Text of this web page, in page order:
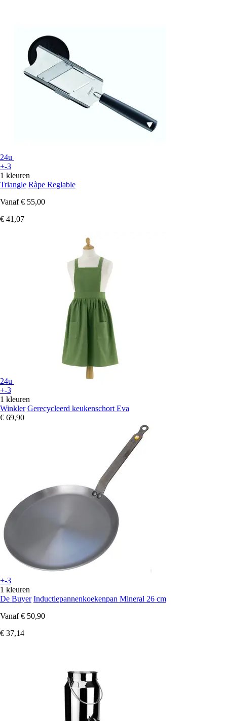
24u
+-3
1 kleuren
Triangle Ràpe Reglable
Vanaf € 55,00
€ 41,07
24u
+-3
1 kleuren
Winkler Gerecycleerd keukenschort Eva
€ 69,90
+-3
1 kleuren
De Buyer Inductiepannenkoekenpan Mineral 26 cm
Vanaf € 50,90
€ 37,14